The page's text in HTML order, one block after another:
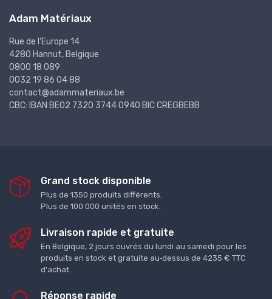
Adam Matériaux
Rue de l'Europe 14
4280 Hannut, Belgique
0800 18 089
0032 19 86 04 88
contact@adammateriaux.be
CBC: IBAN BE02 7320 3744 0940 BIC CREGBEBB
Grand stock disponible
Plus de 1350 produits différents.
Plus de 100 000 unités en stock.
Livraison rapide et gratuite
En Belgique, 2 jours ouvrés du lundi au samedi pour les
produits en stock et gratuite au‑dessus de 4235 € TTC
d'achat.
Réponse rapide